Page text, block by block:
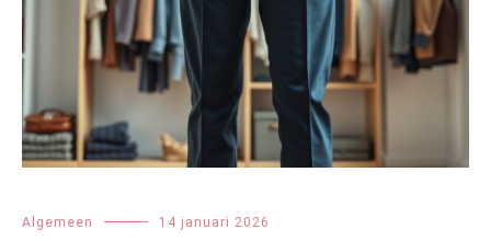
Algemeen 14 januari 2026